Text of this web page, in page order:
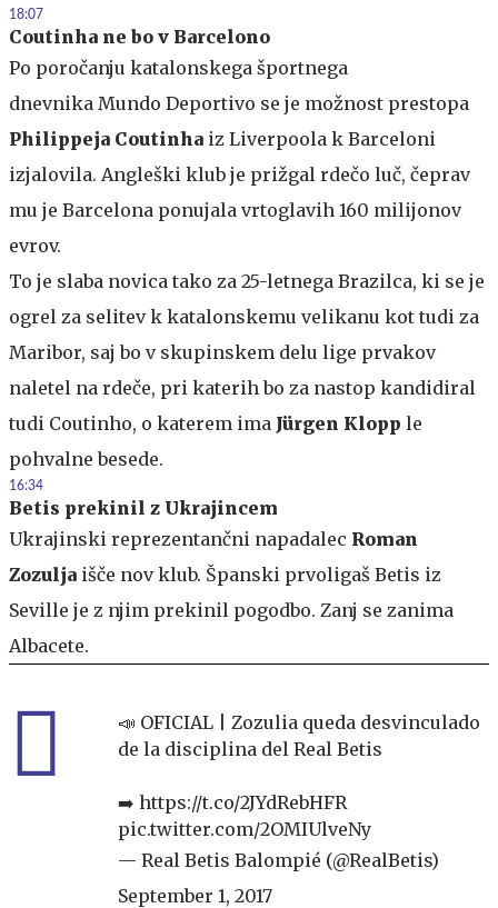
18:07
Coutinha ne bo v Barcelono
Po poročanju katalonskega športnega
dnevnika Mundo Deportivo se je možnost prestopa
Philippeja Coutinha iz Liverpoola k Barceloni
izjalovila. Angleški klub je prižgal rdečo luč, čeprav
mu je Barcelona ponujala vrtoglavih 160 milijonov
evrov.
To je slaba novica tako za 25-letnega Brazilca, ki se je
ogrel za selitev k katalonskemu velikanu kot tudi za
Maribor, saj bo v skupinskem delu lige prvakov
naletel na rdeče, pri katerih bo za nastop kandidiral
tudi Coutinho, o katerem ima Jürgen Klopp le
pohvalne besede.
16:34
Betis prekinil z Ukrajincem
Ukrajinski reprezentančni napadalec Roman
Zozulja išče nov klub. Španski prvoligaš Betis iz
Seville je z njim prekinil pogodbo. Zanj se zanima
Albacete.
📣 OFICIAL | Zozulia queda desvinculado
de la disciplina del Real Betis
➡️ https://t.co/2JYdRebHFR
pic.twitter.com/2OMIUlveNy
— Real Betis Balompié (@RealBetis)
September 1, 2017